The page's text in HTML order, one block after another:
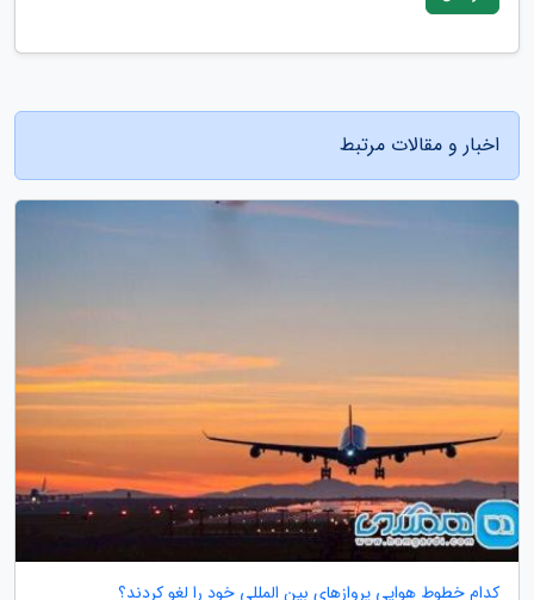
اخبار و مقالات مرتبط
کدام خطوط هوایی پروازهای بین المللی خود را لغو کردند؟